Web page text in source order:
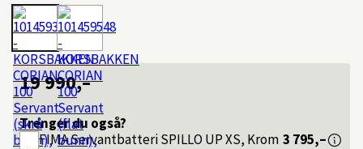
19 990,–
Trenger du også?
FIMAServantbatteri SPILLO UP XS, Krom 3 795,–